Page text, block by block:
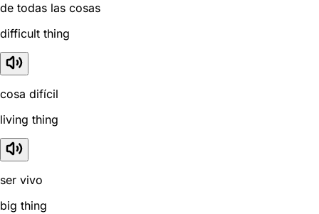
de todas las cosas
difficult thing
cosa difícil
living thing
ser vivo
big thing